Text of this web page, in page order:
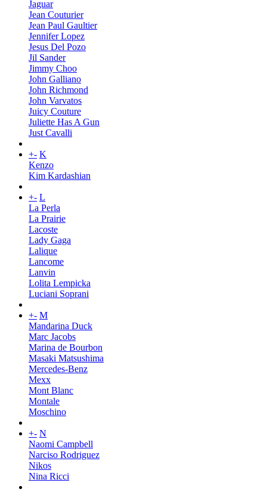
Jaguar
Jean Couturier
Jean Paul Gaultier
Jennifer Lopez
Jesus Del Pozo
Jil Sander
Jimmy Choo
John Galliano
John Richmond
John Varvatos
Juicy Couture
Juliette Has A Gun
Just Cavalli
+- K
Kenzo
Kim Kardashian
+- L
La Perla
La Prairie
Lacoste
Lady Gaga
Lalique
Lancome
Lanvin
Lolita Lempicka
Luciani Soprani
+- M
Mandarina Duck
Marc Jacobs
Marina de Bourbon
Masaki Matsushima
Mercedes-Benz
Mexx
Mont Blanc
Montale
Moschino
+- N
Naomi Campbell
Narciso Rodriguez
Nikos
Nina Ricci